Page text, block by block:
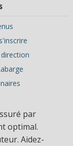
par
optimal.
Aidez-